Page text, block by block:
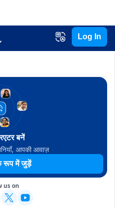
Log In
बनें
आपकी आवाज़
रूप में जुड़ें
us on